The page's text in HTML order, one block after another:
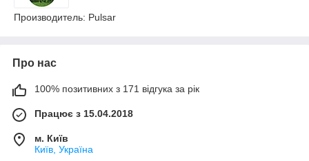
Производитель: Pulsar
Про нас
100% позитивних з 171 відгука за рік
Працює з 15.04.2018
м. Київ
Київ, Україна